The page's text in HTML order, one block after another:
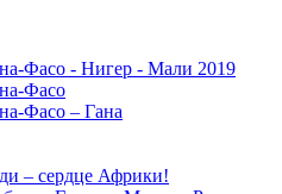
Фасо - Нигер - Мали 2019
Фасо
Фасо – Гана
– сердце Африки!